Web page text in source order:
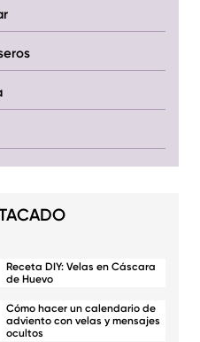
Receta DIY: Velas en Cáscara
de Huevo
Cómo hacer un calendario de
adviento con velas y mensajes
ocultos